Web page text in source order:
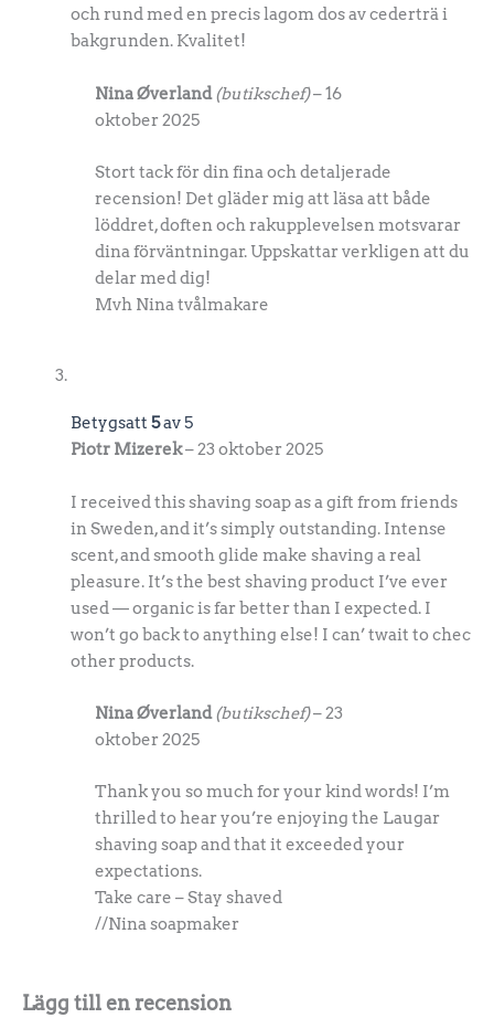
och rund med en precis lagom dos av cederträ i
bakgrunden. Kvalitet!
Nina Øverland(butikschef)–16
oktober 2025
Stort tack för din fina och detaljerade
recension! Det gläder mig att läsa att både
löddret, doften och rakupplevelsen motsvarar
dina förväntningar. Uppskattar verkligen att du
delar med dig!
Mvh Nina tvålmakare
Betygsatt 5av 5
Piotr Mizerek–23 oktober 2025
I received this shaving soap as a gift from friends
in Sweden, and it’s simply outstanding. Intense
scent, and smooth glide make shaving a real
pleasure. It’s the best shaving product I’ve ever
used — organic is far better than I expected. I
won’t go back to anything else! I can’ twait to chec
other products.
Nina Øverland(butikschef)–23
oktober 2025
Thank you so much for your kind words! I’m
thrilled to hear you’re enjoying the Laugar
shaving soap and that it exceeded your
expectations.
Take care – Stay shaved
//Nina soapmaker
Lägg till en recension